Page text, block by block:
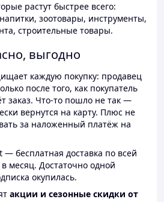
растут быстрее всего:
зоотовары, инструменты,
строительные товары.
выгодно
каждую покупку: продавец
после того, как покупатель
заказ. Что-то пошло не так —
вернутся на карту. Плюс не
за наложенный платёж на
— бесплатная доставка по всей
месяц. Достаточно одной
окупилась.
акции и сезонные скидки от